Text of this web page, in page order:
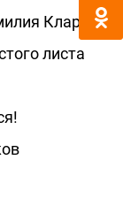
Кларк
листа